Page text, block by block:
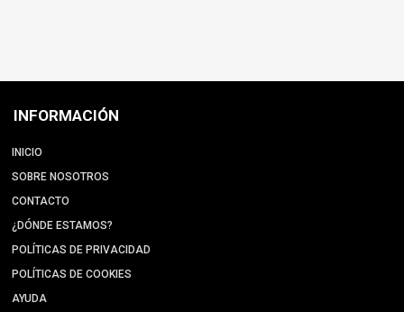
INFORMACIÓN
INICIO
SOBRE NOSOTROS
CONTACTO
¿DÓNDE ESTAMOS?
POLÍTICAS DE PRIVACIDAD
POLÍTICAS DE COOKIES
AYUDA